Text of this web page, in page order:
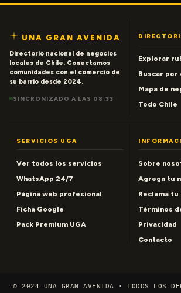
UNA GRAN AVENIDA
Directorio nacional de negocios
locales de Chile. Conectamos
comunidades con el comercio de
su barrio desde 2024.
SINCRONIZADO A LAS 08:33
Explorar
Buscar por
Mapa de
Todo Chile
SERVICIOS UGA
Ver todos los servicios
WhatsApp 24/7
Página web profesional
Ficha Google
Pack Premium UGA
Sobre
Agrega tu
Reclama tu
Términos
Privacidad
Contacto
© 2024 UNA GRAN AVENIDA · TODOS LOS